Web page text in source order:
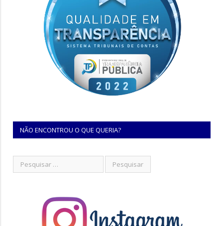
NÃO ENCONTROU O QUE QUERIA?